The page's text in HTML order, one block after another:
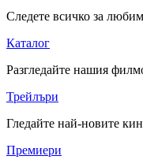
Следете всичко за
Каталог
Разгледайте нашия
Трейлъри
Гледайте най-новите
Премиери